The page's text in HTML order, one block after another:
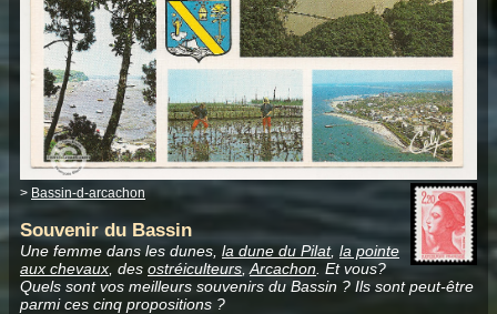
> Bassin-d-arcachon
Souvenir du Bassin
Une femme dans les dunes, la dune du Pilat, la pointe
aux chevaux , des ostréiculteurs,Arcachon . Et vous?
Quels sont vos meilleurs souvenirs du Bassin ? Ils sont peut-être
parmi ces cinq propositions ?